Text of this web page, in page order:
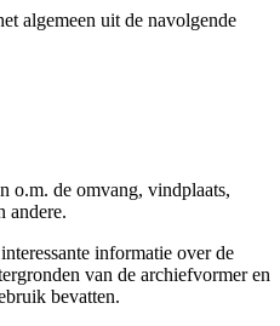
algemeen uit de navolgende
o.m. de omvang, vindplaats,
andere.
informatie over de
van de archiefvormer en
bevatten.